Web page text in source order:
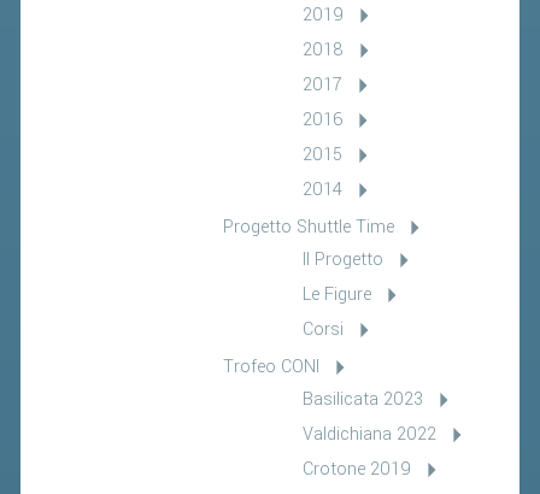
2019
2018
2017
2016
2015
2014
Progetto Shuttle Time
Il Progetto
Le Figure
Corsi
Trofeo CONI
Basilicata 2023
Valdichiana 2022
Crotone 2019